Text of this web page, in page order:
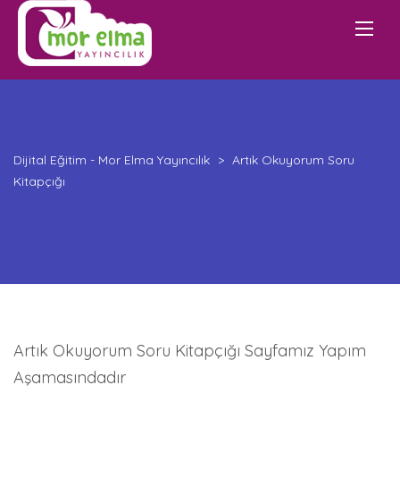
Dijital Eğitim - Mor Elma Yayıncılık > Artık Okuyorum Soru
Kitapçığı
Artık Okuyorum Soru Kitapçığı Sayfamız Yapım
Aşamasındadır